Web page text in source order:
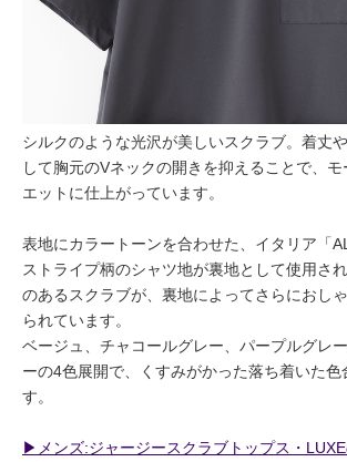
シルクのような光沢が美しいスクラブ。着丈
して胸元のVネックの開きを抑えることで、
エットに仕上がっています。
表地にカラートーンを合わせた、イタリア「
ストライプ柄のシャツ地が裏地として使用さ
のあるスクラブが、裏地によってさらにおし
られています。
ベージュ、チャコールグレー、パープルグレ
ーの4色展開で、くすみがかった落ち着いた色
す。
▶︎メンズ:ジャージースクラブトップス・